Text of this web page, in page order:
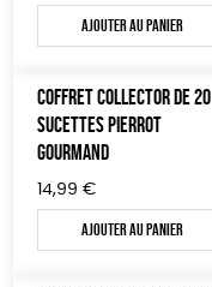
Ajouter au panier
COFFRET COLLECTOR DE 20
SUCETTES PIERROT
GOURMAND
14,99 €
Ajouter au panier